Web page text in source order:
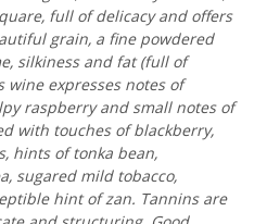
full of delicacy and offers
grain, a fine powdered
silkiness and fat (full of
wine expresses notes of
raspberry and small notes of
with touches of blackberry,
hints of tonka bean,
sugared mild tobacco,
hint of zan. Tannins are